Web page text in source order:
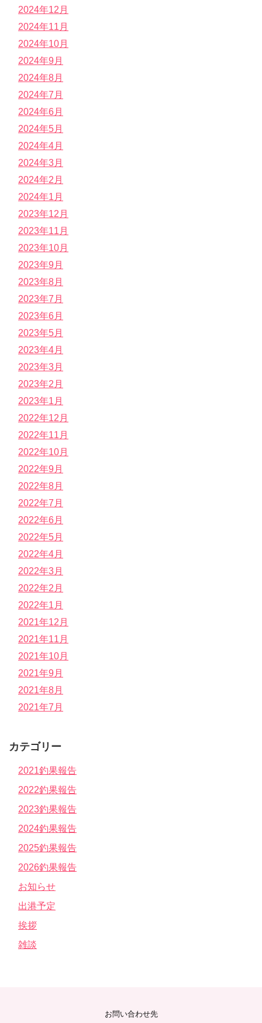
2024年12月
2024年11月
2024年10月
2024年9月
2024年8月
2024年7月
2024年6月
2024年5月
2024年4月
2024年3月
2024年2月
2024年1月
2023年12月
2023年11月
2023年10月
2023年9月
2023年8月
2023年7月
2023年6月
2023年5月
2023年4月
2023年3月
2023年2月
2023年1月
2022年12月
2022年11月
2022年10月
2022年9月
2022年8月
2022年7月
2022年6月
2022年5月
2022年4月
2022年3月
2022年2月
2022年1月
2021年12月
2021年11月
2021年10月
2021年9月
2021年8月
2021年7月
カテゴリー
2021釣果報告
2022釣果報告
2023釣果報告
2024釣果報告
2025釣果報告
2026釣果報告
お知らせ
出港予定
挨拶
雑談
お問い合わせ先